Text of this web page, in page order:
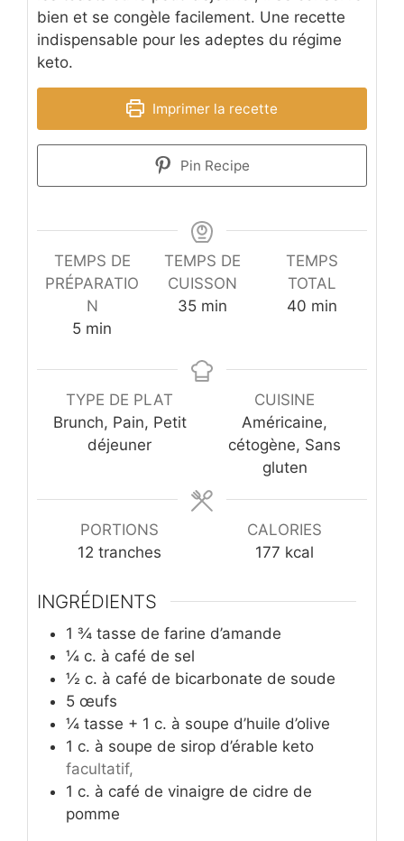
bien et se congèle facilement. Une recette
indispensable pour les adeptes du régime
keto.
Imprimer la recette
Pin Recipe
TEMPS DE
PRÉPARATIO
N
5minutes
min
TEMPS DE
CUISSON
35minutes
min
TEMPS
TOTAL
40 minutes
min
TYPE DE PLAT
Brunch, Pain, Petit
déjeuner
CUISINE
Américaine,
cétogène, Sans
gluten
PORTIONS
12 tranches
CALORIES
177 kcal
INGRÉDIENTS
1 ¾ tasse de farine d’amande
¼ c. à café de sel
½ c. à café de bicarbonate de soude
5 œufs
¼ tasse + 1 c. à soupe d’huile d’olive
1 c. à soupe de sirop d’érable keto
facultatif,
1 c. à café de vinaigre de cidre de
pomme